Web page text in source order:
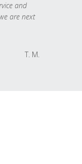
and
are next
T. M.